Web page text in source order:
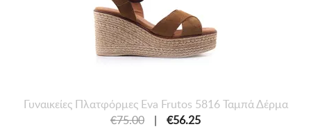
Γυναικείες Πλατφόρμες Eva Frutos 5816 Ταμπά Δέρμα
€75.00
| €56.25